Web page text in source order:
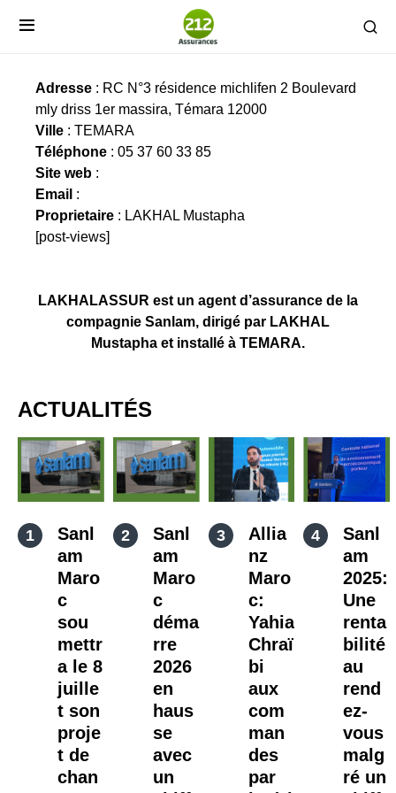
Adresse : RC N°3 résidence michlifen 2 Boulevard
mly driss 1er massira, Témara 12000
Ville : TEMARA
Téléphone : 05 37 60 33 85
Site web :
Email :
Proprietaire : LAKHAL Mustapha
[post-views]
LAKHALASSUR est un agent d’assurance de la
compagnie Sanlam, dirigé par LAKHAL
Mustapha et installé à TEMARA.
ACTUALITÉS
Sanl
am
Maro
c
sou
mettr
a le 8
juille
t son
proje
t de
chan
Sanl
am
Maro
c
déma
rre
2026
en
haus
se
avec
un
Allia
nz
Maro
c:
Yahia
Chraï
bi
aux
com
man
des
par
Sanl
am
2025:
Une
renta
bilité
au
rend
ez-
vous
malg
ré un